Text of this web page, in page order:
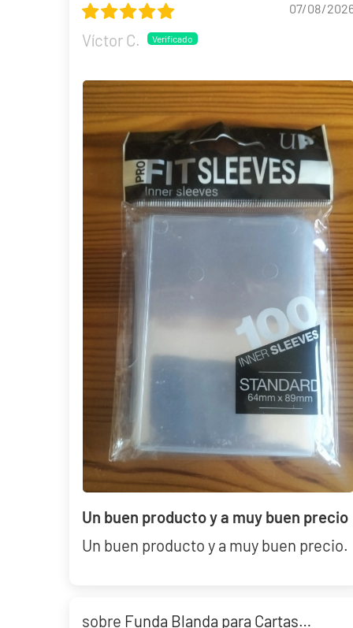
Liao Fu Guan "Joltdengo" Mazo World Championship 2025 Deck
07/08/
Víctor C.
Un buen producto y a muy buen precio
Un buen producto y a muy buen precio.
Funda Blanda para Cartas